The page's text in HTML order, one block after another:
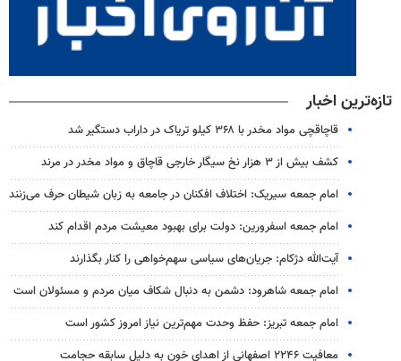
تازه‌ترین اخبار
قاچاقچی مواد مخدر با ۳۶۸ کیلو تریاک در داراب دستگیر شد
کشف بیش از ۳ هزار نخ سیگار خارجی قاچاق و مواد مخدر در مرند
امام جمعه سیریک: اختلاف افکنان در جامعه به زبان شیطان حرف می‌زنند
امام جمعه اسفرورین: دولت برای بهبود معیشت مردم اقدام کند
آیت‌الله دژکام: جریان‌های سیاسی سهم‌خواهی را کنار بگذارند
امام جمعه شاهرود: دشمن به دنبال شکاف میان مردم و مسئولان است
امام جمعه تبریز: حفظ وحدت مهم‌ترین نیاز امروز کشور است
معافیت ۲۲۴۶ اصفهانی از اهدای خون به دلیل سابقه حجامت